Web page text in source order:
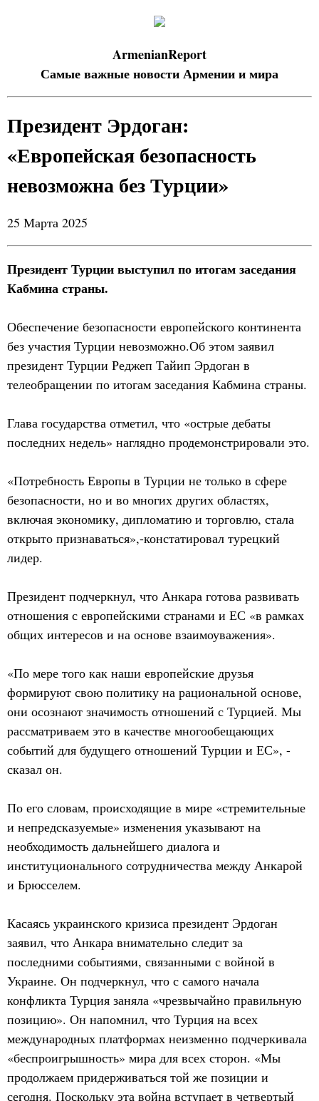
ArmenianReport
Самые важные новости Армении и мира
Президент Эрдоган:
«Европейская безопасность
невозможна без Турции»
25 Марта 2025
Президент Турции выступил по итогам заседания
Кабмина страны.
Обеспечение безопасности европейского континента
без участия Турции невозможно.Об этом заявил
президент Турции Реджеп Тайип Эрдоган в
телеобращении по итогам заседания Кабмина страны.
Глава государства отметил, что «острые дебаты
последних недель» наглядно продемонстрировали это.
«Потребность Европы в Турции не только в сфере
безопасности, но и во многих других областях,
включая экономику, дипломатию и торговлю, стала
открыто признаваться»,-констатировал турецкий
лидер.
Президент подчеркнул, что Анкара готова развивать
отношения с европейскими странами и ЕС «в рамках
общих интересов и на основе взаимоуважения».
«По мере того как наши европейские друзья
формируют свою политику на рациональной основе,
они осознают значимость отношений с Турцией. Мы
рассматриваем это в качестве многообещающих
событий для будущего отношений Турции и ЕС», -
сказал он.
По его словам, происходящие в мире «стремительные
и непредсказуемые» изменения указывают на
необходимость дальнейшего диалога и
институционального сотрудничества между Анкарой
и Брюсселем.
Касаясь украинского кризиса президент Эрдоган
заявил, что Анкара внимательно следит за
последними событиями, связанными с войной в
Украине. Он подчеркнул, что с самого начала
конфликта Турция заняла «чрезвычайно правильную
позицию». Он напомнил, что Турция на всех
международных платформах неизменно подчеркивала
«беспроигрышность» мира для всех сторон. «Мы
продолжаем придерживаться той же позиции и
сегодня. Поскольку эта война вступает в четвертый